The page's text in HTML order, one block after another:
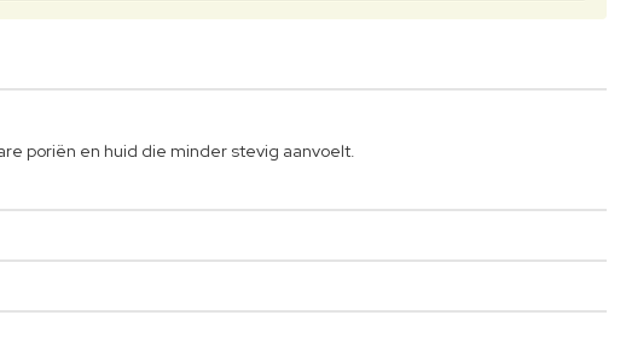
poriën en huid die minder stevig aanvoelt.